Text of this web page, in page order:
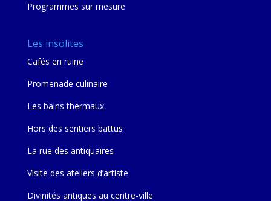
Programmes sur mesure
Les insolites
Cafés en ruine
Promenade culinaire
Les bains thermaux
Hors des sentiers battus
La rue des antiquaires
Visite des ateliers d’artiste
Divinités antiques au centre-ville